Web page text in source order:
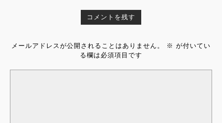
コメントを残す
メールアドレスが公開されることはありません。 ※ が付いてい
る欄は必須項目です